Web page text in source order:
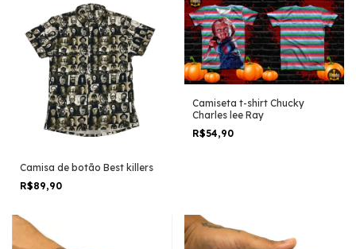
Camisa de botão Best killers
R$89,90
Camiseta t-shirt Chucky
Charles lee Ray
R$54,90